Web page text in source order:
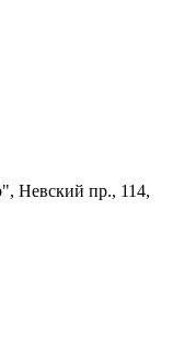
Невский пр., 114,